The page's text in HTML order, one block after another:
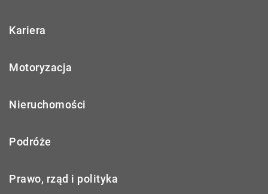
Kariera
Motoryzacja
Nieruchomości
Podróże
Prawo, rząd i polityka